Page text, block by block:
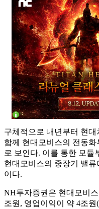
구체적으로 내년부터 현
함께 현대모비스의 전동
로 보인다. 이를 통한 모듈
현대모비스의 중장기 밸
이다.
NH투자증권은 현대모비
조원, 영업이익이 약 4조